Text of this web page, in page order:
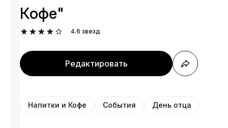
Кофе"
4.6 звезд
Редактировать
Напитки и Кофе События День отца